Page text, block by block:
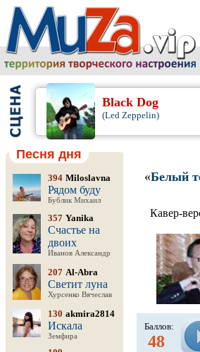
Black Dog
(Led Zeppelin)
Песня дня
394 Miloslavna
Рядом буду
Бублик Михаил
357 Yanika
Счастье на
двоих
Иванов Александр
207 Al-Abra
Светит луна
Хурсенко Вячеслав
130 akmira2814
Искала
Земфира
«Белый
Кавер-
Баллов:
48